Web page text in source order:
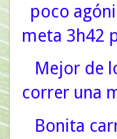
poco
meta 3h42
Mejor de
correr una
Bonita